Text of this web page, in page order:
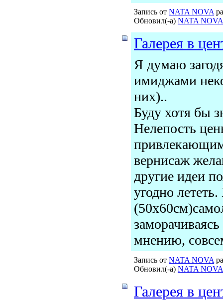
Запись от NATA NOVA
Обновил(-а) NATA NOVA
Галерея в
Я думаю
имиджами
них)..
Буду хотя бы
Нелепость
вернисаж
другие идеи
угодно
мнению,
Запись от NATA NOVA
Обновил(-а) NATA NOVA
Галерея в